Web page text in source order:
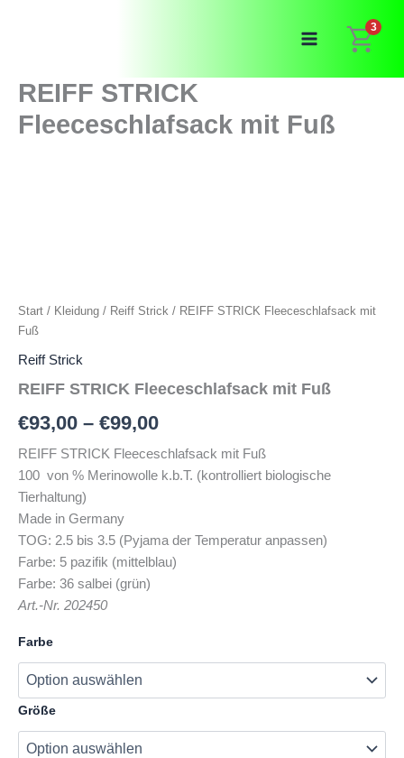
3
REIFF STRICK
Fleeceschlafsack mit Fuß
Start / Kleidung / Reiff Strick / REIFF STRICK Fleeceschlafsack mit
Fuß
Reiff Strick
REIFF STRICK Fleeceschlafsack mit Fuß
€93,00 – €99,00
REIFF STRICK Fleeceschlafsack mit Fuß
100 von % Merinowolle k.b.T. (kontrolliert biologische
Tierhaltung)
Made in Germany
TOG: 2.5 bis 3.5 (Pyjama der Temperatur anpassen)
Farbe: 5 pazifik (mittelblau)
Farbe: 36 salbei (grün)
Art.-Nr. 202450
Farbe
Größe